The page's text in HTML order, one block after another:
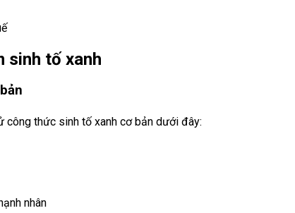
sinh tố xanh
công thức sinh tố xanh cơ bản dưới đây:
nhân